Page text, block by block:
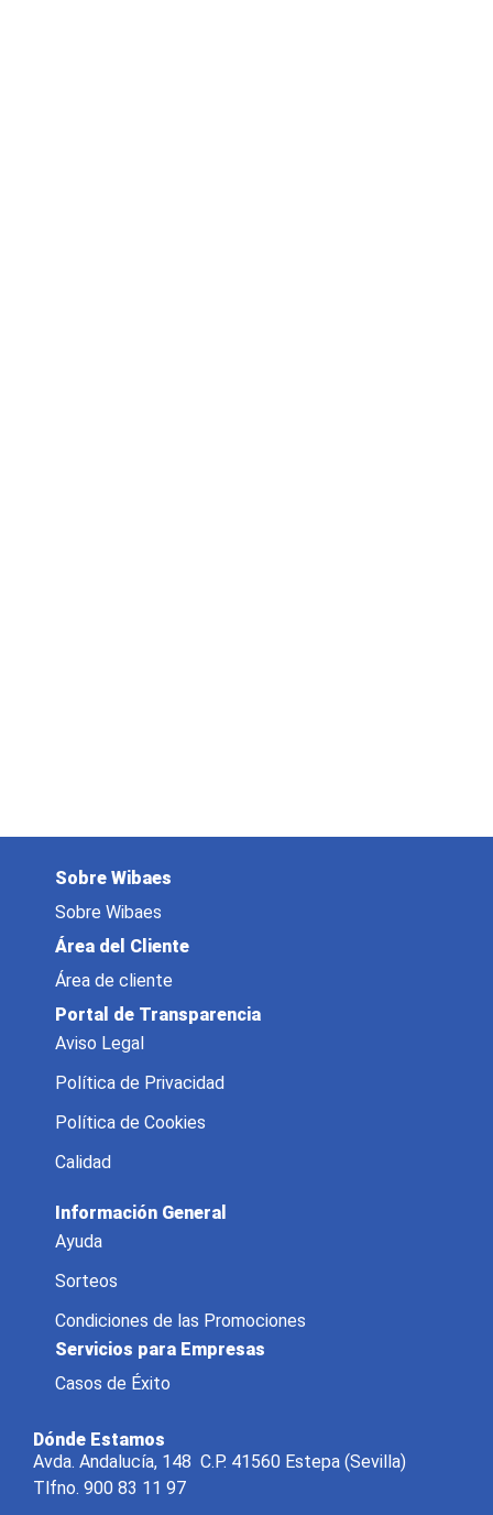
Sobre Wibaes
Sobre Wibaes
Área del Cliente
Área de cliente
Portal de Transparencia
Aviso Legal
Política de Privacidad
Política de Cookies
Calidad
Información General
Ayuda
Sorteos
Condiciones de las Promociones
Servicios para Empresas
Casos de Éxito
Dónde Estamos
Avda. Andalucía, 148 C.P. 41560 Estepa (Sevilla)
Tlfno. 900 83 11 97